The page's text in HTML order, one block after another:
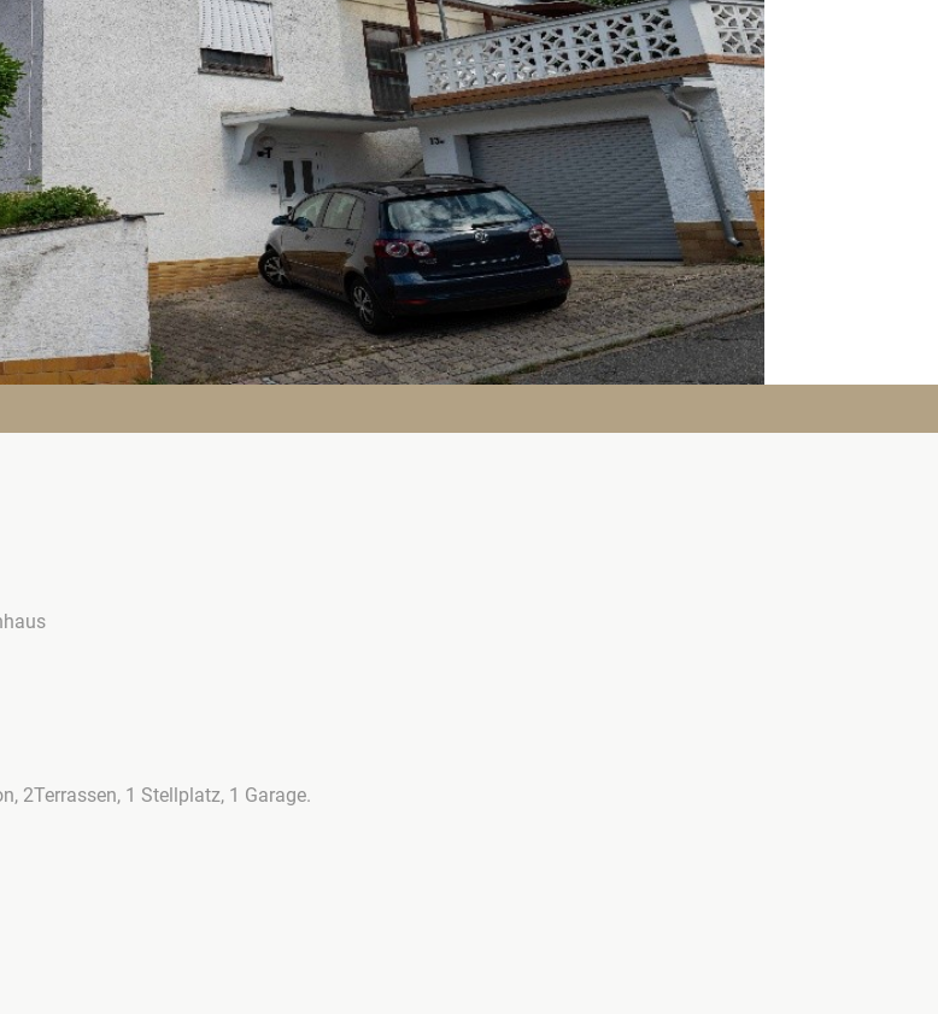
2Terrassen, 1 Stellplatz, 1 Garage.